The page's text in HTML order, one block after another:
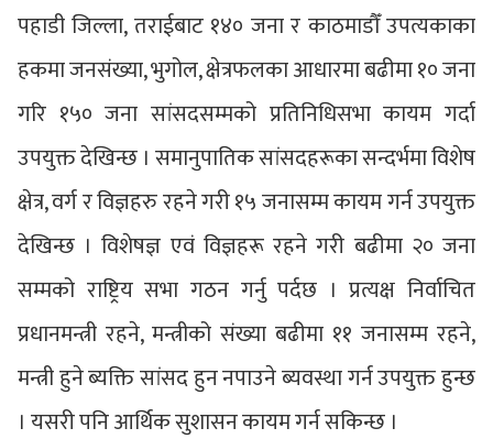
पहाडी जिल्ला, तराईबाट १४० जना र काठमाडौँ उपत्यकाका
हकमा जनसंख्या, भुगोल, क्षेत्रफलका आधारमा बढीमा १० जना
गरि १५० जना सांसदसम्मको प्रतिनिधिसभा कायम गर्दा
उपयुक्त देखिन्छ । समानुपातिक सांसदहरूका सन्दर्भमा विशेष
क्षेत्र, वर्ग र विज्ञहरु रहने गरी १५ जनासम्म कायम गर्न उपयुक्त
देखिन्छ । विशेषज्ञ एवं विज्ञहरू रहने गरी बढीमा २० जना
सम्मको राष्ट्रिय सभा गठन गर्नु पर्दछ । प्रत्यक्ष निर्वाचित
प्रधानमन्त्री रहने, मन्त्रीको संख्या बढीमा ११ जनासम्म रहने,
मन्त्री हुने ब्यक्ति सांसद हुन नपाउने ब्यवस्था गर्न उपयुक्त हुन्छ
। यसरी पनि आर्थिक सुशासन कायम गर्न सकिन्छ ।